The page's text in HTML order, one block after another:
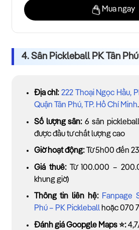
Mua ngay
4. Sân Pickleball PK Tân Phú
Địa chỉ: 222 Thoại Ngọc Hầu,
Quận Tân Phú, TP. Hồ Chí Minh.
Số lượng sân: 6 sân
được đầu tư chất lượng cao
Giờ hoạt động:Từ 5h00 đến
Giá thuê:
Từ 100.000 –
khung giờ)
Thông tin liên hệ: Fanpage
Phú – PK Pickleballhoặc 070
Đánh giá Goopgle Maps ⭐: